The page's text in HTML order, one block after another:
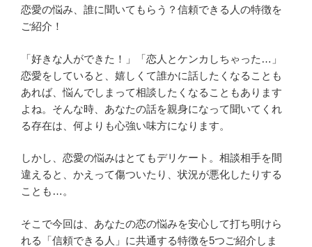
恋愛の悩み、誰に聞いてもらう？信頼できる人の特徴を
ご紹介！
「好きな人ができた！」「恋人とケンカしちゃった…」
恋愛をしていると、嬉しくて誰かに話したくなることも
あれば、悩んでしまって相談したくなることもあります
よね。そんな時、あなたの話を親身になって聞いてくれ
る存在は、何よりも心強い味方になります。
しかし、恋愛の悩みはとてもデリケート。相談相手を間
違えると、かえって傷ついたり、状況が悪化したりする
ことも…。
そこで今回は、あなたの恋の悩みを安心して打ち明けら
れる「信頼できる人」に共通する特徴を5つご紹介しま